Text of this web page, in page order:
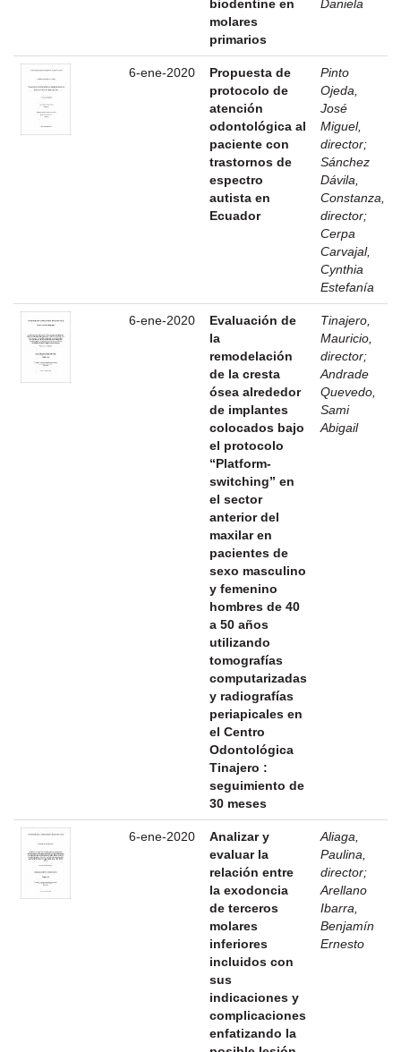
biodentine en
molares
primarios
Daniela
6-ene-2020
Propuesta de
protocolo de
atención
odontológica al
paciente con
trastornos de
espectro
autista en
Ecuador
Pinto
Ojeda,
José
Miguel,
director;
Sánchez
Dávila,
Constanza,
director;
Cerpa
Carvajal,
Cynthia
Estefanía
6-ene-2020
Evaluación de
la
remodelación
de la cresta
ósea alrededor
de implantes
colocados bajo
el protocolo
“Platform-
switching” en
el sector
anterior del
maxilar en
pacientes de
sexo masculino
y femenino
hombres de 40
a 50 años
utilizando
tomografías
computarizadas
y radiografías
periapicales en
el Centro
Odontológica
Tinajero :
seguimiento de
30 meses
Tinajero,
Mauricio,
director;
Andrade
Quevedo,
Sami
Abigail
6-ene-2020
Analizar y
evaluar la
relación entre
la exodoncia
de terceros
molares
inferiores
incluidos con
sus
indicaciones y
complicaciones
enfatizando la
Aliaga,
Paulina,
director;
Arellano
Ibarra,
Benjamín
Ernesto